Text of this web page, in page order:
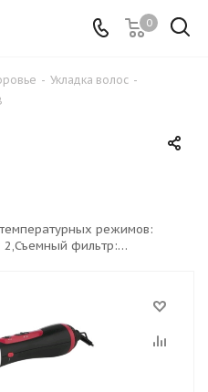
0
- Укладка волос -
режимов:
2,Съемный фильтр: